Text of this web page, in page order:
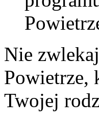
Nie
Powietrze,
Twojej